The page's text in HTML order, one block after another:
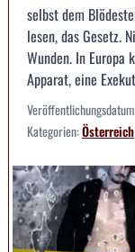
selbst dem
lesen, das Gesetz.
Wunden. In
Apparat, eine
Kategorien:Österreich